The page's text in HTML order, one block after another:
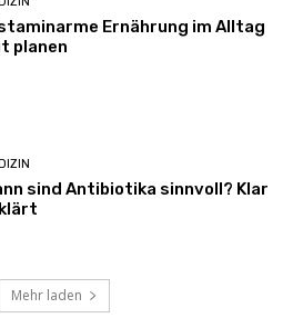
Ernährung im Alltag
planen
sind Antibiotika sinnvoll? Klar
Mehr laden